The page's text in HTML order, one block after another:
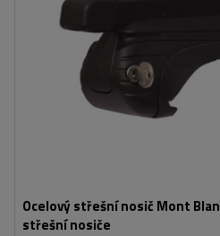
Ocelový střešní nosič Mont
střešní nosiče